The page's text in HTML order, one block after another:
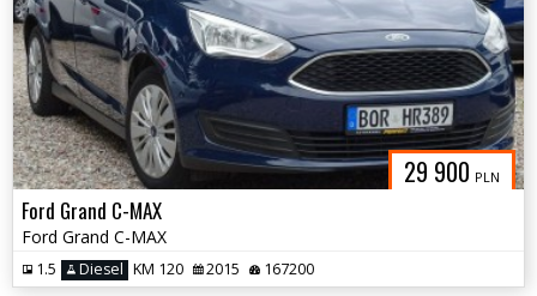
29 900 PLN
Ford Grand C-MAX
Ford Grand C-MAX
1.5 Diesel KM 120 2015 167200